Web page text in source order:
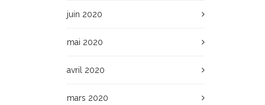
juin 2020
mai 2020
avril 2020
mars 2020